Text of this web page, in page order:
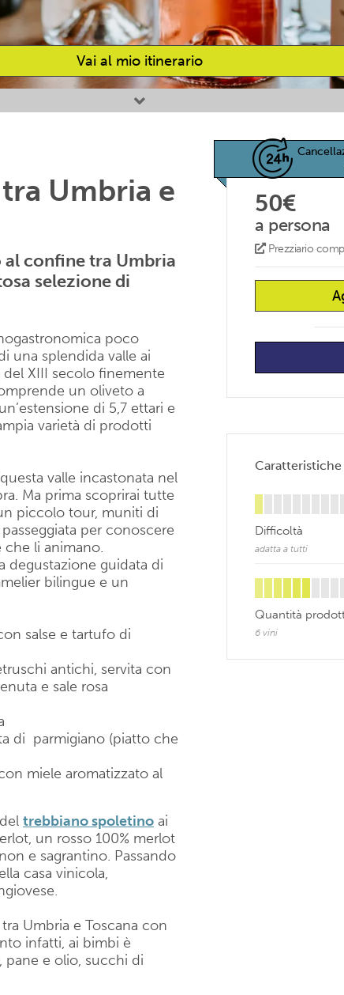
Vai al mio itinerario
Umbria e
confine tra Umbria
selezione di
poco
una splendida valle ai
del XIII secolo finemente
un oliveto a
di 5,7 ettari e
varietà di prodotti
valle incastonata nel
Ma prima scoprirai tutte
piccolo tour, muniti di
per conoscere
li animano.
degustazione guidata di
bilingue e un
salse e tartufo di
antichi, servita con
e sale rosa
di parmigiano (piatto che
miele aromatizzato al
trebbiano spoletino ai
un rosso 100% merlot
e sagrantino. Passando
casa vinicola,
Umbria e Toscana con
infatti, ai bimbi è
pane e olio, succhi di
50€
a persona
Prezziario
Difficoltà
adatta a tutti
Quantità
6 vini